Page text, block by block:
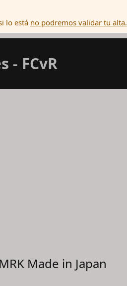
lo está no podremos validar tu alta.
- FCvR
Made in Japan